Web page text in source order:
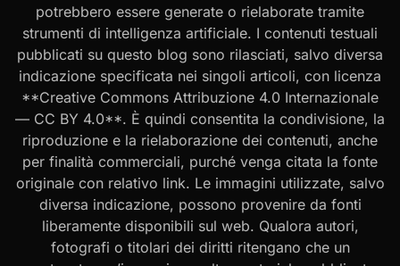
potrebbero essere generate o rielaborate tramite
strumenti di intelligenza artificiale. I contenuti testuali
pubblicati su questo blog sono rilasciati, salvo diversa
indicazione specificata nei singoli articoli, con licenza
**Creative Commons Attribuzione 4.0 Internazionale
— CC BY 4.0**. È quindi consentita la condivisione, la
riproduzione e la rielaborazione dei contenuti, anche
per finalità commerciali, purché venga citata la fonte
originale con relativo link. Le immagini utilizzate, salvo
diversa indicazione, possono provenire da fonti
liberamente disponibili sul web. Qualora autori,
fotografi o titolari dei diritti ritengano che un